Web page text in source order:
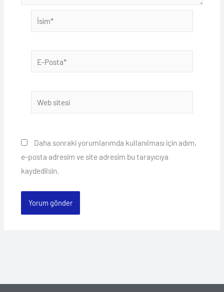
İsim*
Posta*
sitesi
Daha sonraki yorumlarımda kullanılması için adım,
e-posta adresim ve site adresim bu tarayıcıya
kaydedilsin.